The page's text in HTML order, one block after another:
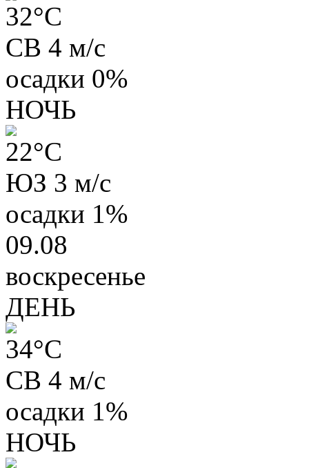
32°C
СВ 4 м/с
осадки 0%
НОЧЬ
22°C
ЮЗ 3 м/с
осадки 1%
09.08
воскресенье
ДЕНЬ
34°C
СВ 4 м/с
осадки 1%
НОЧЬ